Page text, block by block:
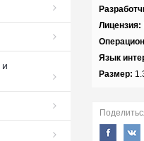
Лицензия:
Язык
Размер: